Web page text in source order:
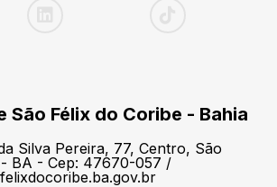
São Félix do Coribe - Bahia
Silva Pereira, 77, Centro, São
BA - Cep: 47670-057 /